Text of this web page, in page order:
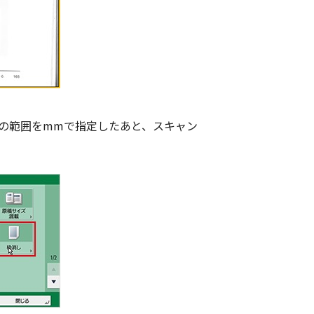
範囲をmmで指定したあと、スキャン